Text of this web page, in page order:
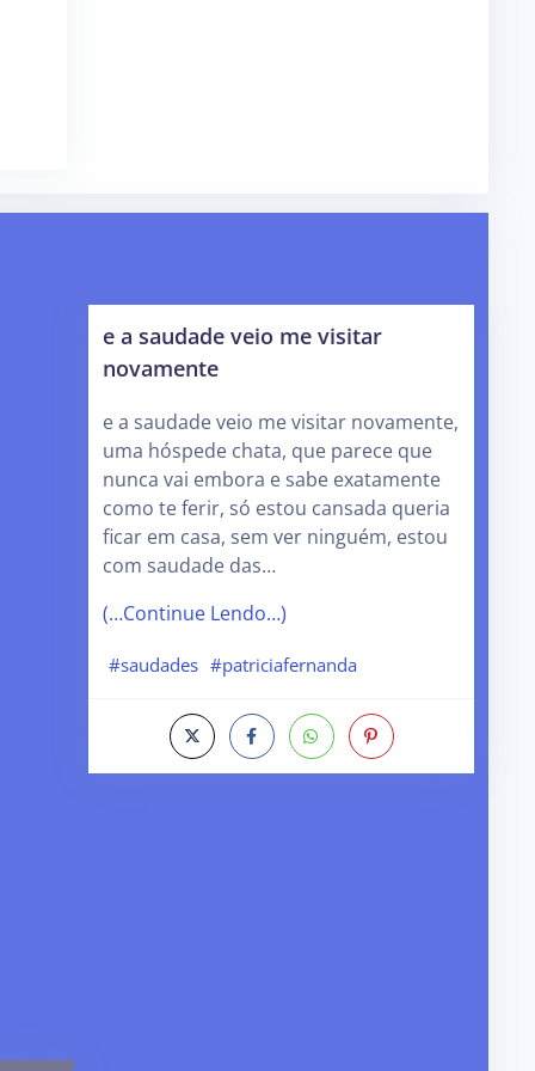
e a saudade veio me visitar
novamente
e a saudade veio me visitar novamente,
uma hóspede chata, que parece que
nunca vai embora e sabe exatamente
como te ferir, só estou cansada queria
ficar em casa, sem ver ninguém, estou
com saudade das…
(…Continue Lendo…)
#saudades #patriciafernanda